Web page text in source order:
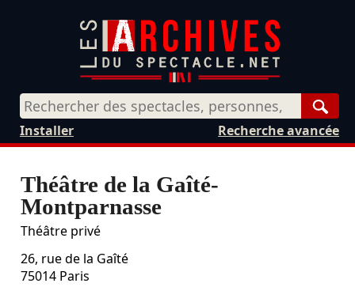
Recherche avancée
Installer
Théâtre de la Gaîté-
Montparnasse
Théâtre privé
26, rue de la Gaîté
75014 Paris